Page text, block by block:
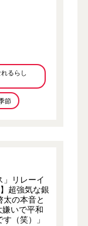
るらし
節
」リレーイ
超強気な銀
の本音と
いで平和
（笑）」